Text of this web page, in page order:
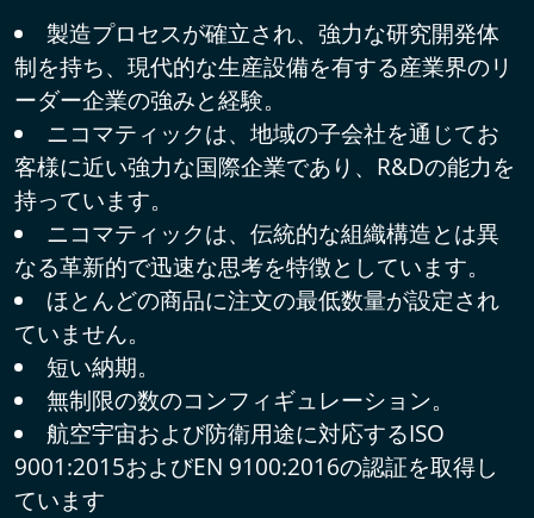
製造プロセスが確立され、強力な研究開発体
制を持ち、現代的な生産設備を有する産業界のリ
ーダー企業の強みと経験。
ニコマティックは、地域の子会社を通じてお
客様に近い強力な国際企業であり、R&Dの能力を
持っています。
ニコマティックは、伝統的な組織構造とは異
なる革新的で迅速な思考を特徴としています。
ほとんどの商品に注文の最低数量が設定され
ていません。
短い納期。
無制限の数のコンフィギュレーション。
航空宇宙および防衛用途に対応するISO
9001:2015およびEN 9100:2016の認証を取得し
ています